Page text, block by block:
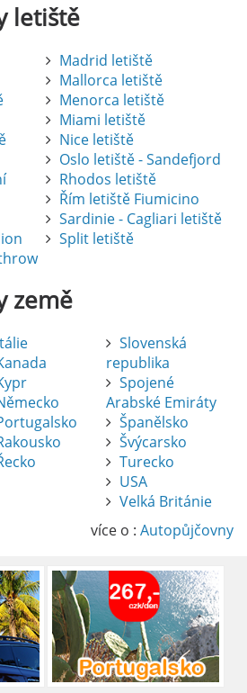
letiště
Madrid letiště
Mallorca letiště
Menorca letiště
Miami letiště
Nice letiště
Oslo letiště - Sandefjord
Rhodos letiště
Řím letiště Fiumicino
Sardinie - Cagliari letiště
Split letiště
země
Slovenská
republika
Spojené
Arabské Emiráty
Španělsko
Švýcarsko
Turecko
USA
Velká Británie
více o : Autopůjčovny
na letišti Alicante
na letišti v Alicante je výborný
pohodlně objevovat město i jeho
Costa Blanca, se nachází
od centra Alicante.
na letišti Lefkada: Kompletní